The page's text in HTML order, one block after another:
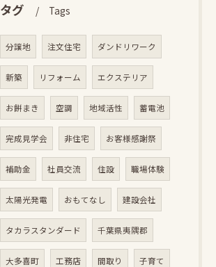
タグ Tags
分譲地 注文住宅 ダンドリワーク
新築 リフォーム エクステリア
お餅まき 空調 地域活性 蓄電池
完成見学会 非住宅 お客様感謝祭
補助金 社員交流 住設 職場体験
太陽光発電 おもてなし 建設会社
タカラスタンダード 千葉県夷隅郡
大多喜町 工務店 間取り 子育て